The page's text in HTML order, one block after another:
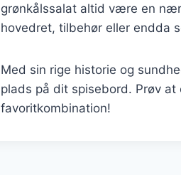
grønkålssalat altid være en
hovedret, tilbehør eller endda
Med sin rige historie og
plads på dit spisebord. Prøv
favoritkombination!